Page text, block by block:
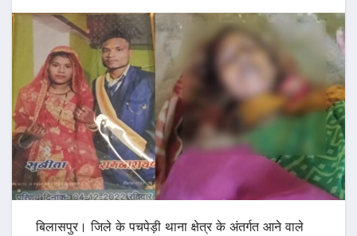
​बिलासपुर। जिले के पचपेड़ी थाना क्षेत्र के अंतर्गत आने वाले